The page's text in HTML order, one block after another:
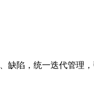
缺陷，统一迭代管理